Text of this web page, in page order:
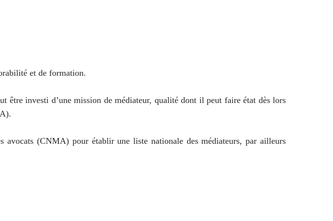
et de formation.
être investi d’une mission de médiateur, qualité dont il peut faire état dès lors
(CNMA) pour établir une liste nationale des médiateurs, par ailleurs